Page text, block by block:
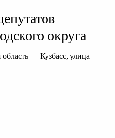
округа
— Кузбасс, улица